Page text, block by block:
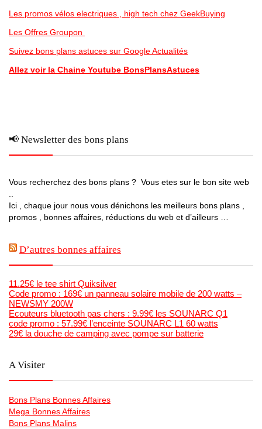
Les promos vélos electriques , high tech chez GeekBuying
Les Offres Groupon
Suivez bons plans astuces sur Google Actualités
Allez voir la Chaine Youtube BonsPlansAstuces
📢 Newsletter des bons plans
Vous recherchez des bons plans ? Vous etes sur le bon site web
Ici , chaque jour nous vous dénichons les meilleurs bons plans ,
promos , bonnes affaires, réductions du web et d’ailleurs …
D’autres bonnes affaires
11.25€ le tee shirt Quiksilver
Code promo : 169€ un panneau solaire mobile de 200 watts –
NEWSMY 200W
Ecouteurs bluetooth pas chers : 9.99€ les SOUNARC Q1
code promo : 57.99€ l’enceinte SOUNARC L1 60 watts
29€ la douche de camping avec pompe sur batterie
A Visiter
Bons Plans Bonnes Affaires
Mega Bonnes Affaires
Bons Plans Malins